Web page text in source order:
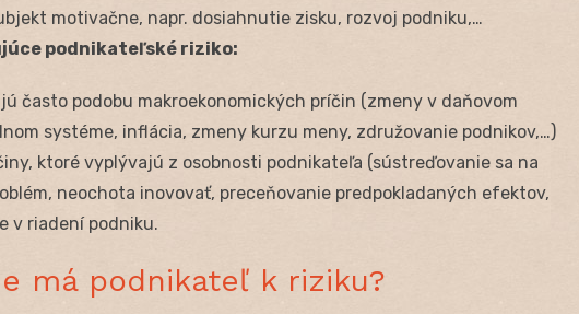
motivačne, napr. dosiahnutie zisku, rozvoj podniku,…
podnikateľské riziko:
často podobu makroekonomických príčin (zmeny v daňovom
systéme, inflácia, zmeny kurzu meny, združovanie podnikov,…)
ktoré vyplývajú z osobnosti podnikateľa (sústreďovanie sa na
neochota inovovať, preceňovanie predpokladaných efektov,
v riadení podniku.
má podnikateľ k riziku?